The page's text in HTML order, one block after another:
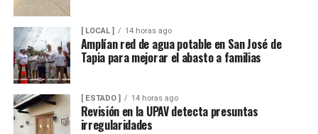
[ LOCAL ] 14 horas ago
Amplían red de agua potable en San José de
Tapia para mejorar el abasto a familias
[ ESTADO ] 14 horas ago
Revisión en la UPAV detecta presuntas
irregularidades